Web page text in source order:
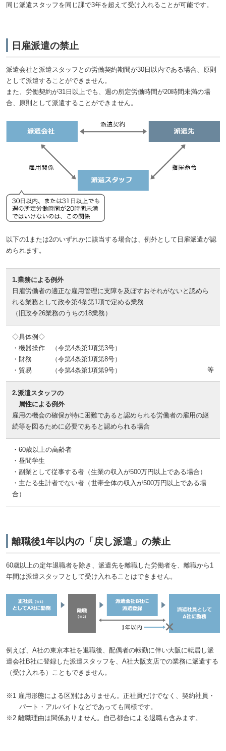
同じ派遣スタッフを同じ課で3年を超えて受け入れることが可能です。
日雇派遣の禁止
派遣会社と派遣スタッフとの労働契約期間が30日以内である場合、原則
として派遣することができません。
また、労働契約が31日以上でも、週の所定労働時間が20時間未満の場
合、原則として派遣することができません。
以下の1または2のいずれかに該当する場合は、例外として日雇派遣が認
められます。
1.業務による例外
日雇労働者の適正な雇用管理に支障を及ぼすおそれがないと認めら
れる業務として政令第4条第1項で定める業務
（旧政令26業務のうちの18業務）
◇具体例◇
・機器操作 （令第4条第1項第3号）
・財務 （令第4条第1項第8号）
・貿易 （令第4条第1項第9号）
等
2.派遣スタッフの
属性による例外
雇用の機会の確保が特に困難であると認められる労働者の雇用の継
続等を図るために必要であると認められる場合
・60歳以上の高齢者
・昼間学生
・副業として従事する者（生業の収入が500万円以上である場合）
・主たる生計者でない者（世帯全体の収入が500万円以上である場
合）
離職後1年以内の「戻し派遣」の禁止
60歳以上の定年退職者を除き、派遣先を離職した労働者を、離職から1
年間は派遣スタッフとして受け入れることはできません。
例えば、A社の東京本社を退職後、配偶者の転勤に伴い大阪に転居し派
遣会社B社に登録した派遣スタッフを、A社大阪支店での業務に派遣する
（受け入れる）こともできません。
※1 雇用形態による区別はありません。正社員だけでなく、契約社員・
パート・アルバイトなどであっても同様です。
※2 離職理由は関係ありません。自己都合による退職も含みます。